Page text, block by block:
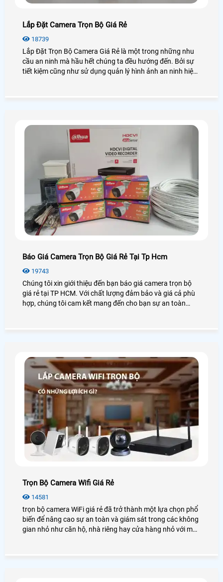
Lắp Đặt Camera Trọn Bộ Giá Rẻ
18739
Lắp Đặt Trọn Bộ Camera Giá Rẻ là một trong những nhu
cầu an ninh mà hầu hết chúng ta đều hướng đến. Bởi sự
tiết kiệm cũng như sử dụng quản lý hình ảnh an ninh hiệu
Báo Giá Camera Trọn Bộ Giá Rẻ Tại Tp Hcm
19743
Chúng tôi xin giới thiệu đến bạn báo giá camera trọn bộ
giá rẻ tại TP HCM. Với chất lượng đảm bảo và giá cả phù
hợp, chúng tôi cam kết mang đến cho bạn sự an toàn
Trọn Bộ Camera Wifi Giá Rẻ
14581
trọn bộ camera WiFi giá rẻ đã trở thành một lựa chọn phổ
biến để nâng cao sự an toàn và giám sát trong các không
gian nhỏ như căn hộ, nhà riêng hay cửa hàng nhỏ với mức